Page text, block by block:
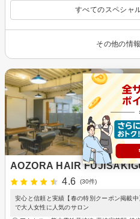
すべてのスペシャ
その他の情
AOZORA HAIR
4.6
(30件)
安心と信頼と実績【春の特別クーポン掲載
で大人女性に人気のサロン